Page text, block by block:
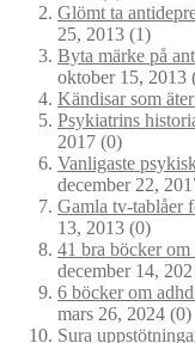
Glömt ta
25, 2013 (1)
Byta märke på
oktober 15, 2013
Kändisar som
Psykiatrins
2017 (0)
Vanligaste
december 22,
Gamla tv-
13, 2013 (0)
41 bra böcker
december 14,
6 böcker om
mars 26, 2024 (0)
Sura